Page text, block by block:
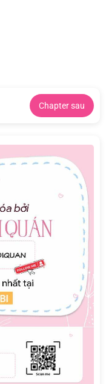
Chapter sau